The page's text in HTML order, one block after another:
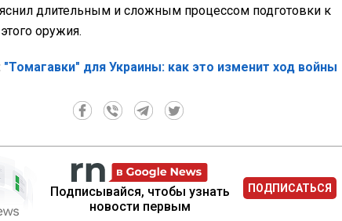
длительным и сложным процессом подготовки к
оружия.
"Томагавки" для Украины: как это изменит ход войны
Подписывайся, чтобы узнать
новости первым
ПОДПИСАТЬСЯ